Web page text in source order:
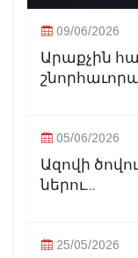
09/06/2026
Արաքչին
05/06/2026
Ազովի
ներու...
25/05/2026